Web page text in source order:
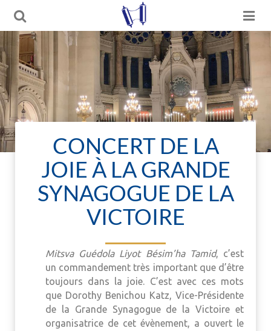
CONCERT DE LA
JOIE À LA GRANDE
SYNAGOGUE DE LA
VICTOIRE
Mitsva Guédola Liyot Bésim’ha Tamid, c’est
un commandement très important que d’être
toujours dans la joie. C’est avec ces mots
que Dorothy Benichou Katz, Vice-Présidente
de la Grande Synagogue de la Victoire et
organisatrice de cet évènement, a ouvert le